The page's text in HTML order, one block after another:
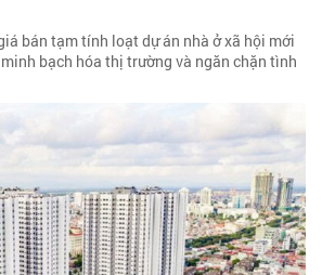
bán tạm tính loạt dự án nhà ở xã hội mới
bạch hóa thị trường và ngăn chặn tình